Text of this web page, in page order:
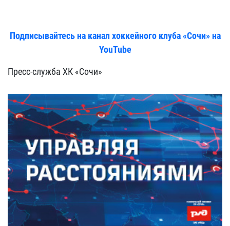
Подписывайтесь на канал хоккейного клуба «Сочи» на
YouTube
Пресс-служба ХК «Сочи»